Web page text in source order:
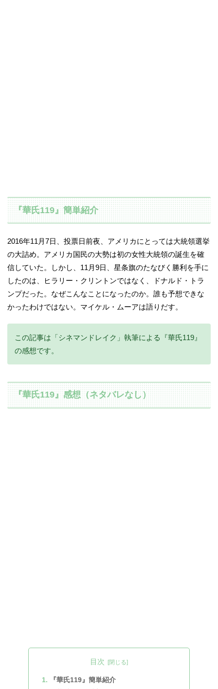
『華氏119』簡単紹介
2016年11月7日、投票日前夜、アメリカにとっては大統領選挙
の大詰め。アメリカ国民の大勢は初の女性大統領の誕生を確
信していた。しかし、11月9日、星条旗のたなびく勝利を手に
したのは、ヒラリー・クリントンではなく、ドナルド・トラ
ンプだった。なぜこんなことになったのか。誰も予想できな
かったわけではない。マイケル・ムーアは語りだす。
この記事は「シネマンドレイク」執筆による『華氏119』
の感想です。
『華氏119』感想（ネタバレなし）
目次
『華氏119』簡単紹介